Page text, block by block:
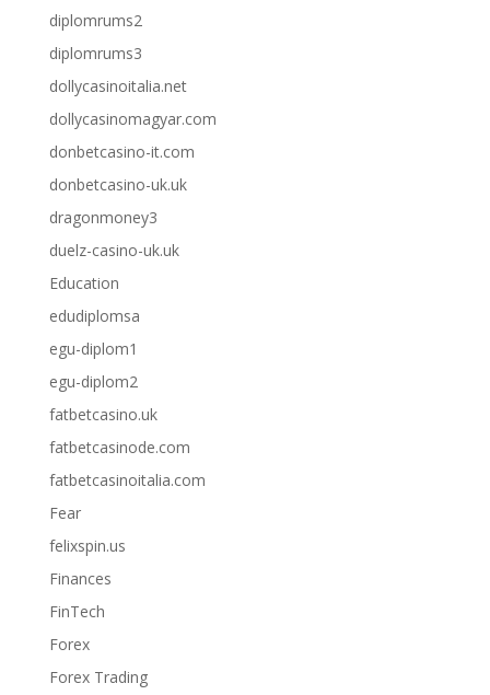
diplomrums2
diplomrums3
dollycasinoitalia.net
dollycasinomagyar.com
donbetcasino-it.com
donbetcasino-uk.uk
dragonmoney3
duelz-casino-uk.uk
Education
edudiplomsa
egu-diplom1
egu-diplom2
fatbetcasino.uk
fatbetcasinode.com
fatbetcasinoitalia.com
Fear
felixspin.us
Finances
FinTech
Forex
Forex Trading